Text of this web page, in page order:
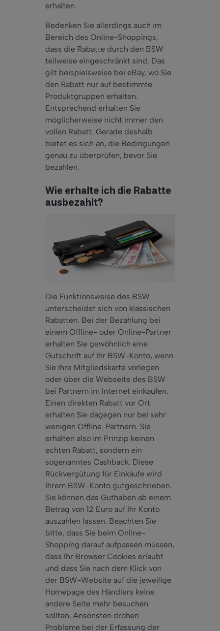
erhalten.
Bedenken Sie allerdings auch im
Bereich des Online-Shoppings,
dass die Rabatte durch den BSW
teilweise eingeschränkt sind. Das
gilt beispielsweise bei eBay, wo Sie
den Rabatt nur auf bestimmte
Produktgruppen erhalten.
Entsprechend erhalten Sie
möglicherweise nicht immer den
vollen Rabatt. Gerade deshalb
bietet es sich an, die Bedingungen
genau zu überprüfen, bevor Sie
bezahlen.
Wie erhalte ich die Rabatte
ausbezahlt?
Die Funktionsweise des BSW
unterscheidet sich von klassischen
Rabatten. Bei der Bezahlung bei
einem Offline- oder Online-Partner
erhalten Sie gewöhnlich eine
Gutschrift auf Ihr BSW-Konto, wenn
Sie Ihre Mitgliedskarte vorlegen
oder über die Webseite des BSW
bei Partnern im Internet einkaufen.
Einen direkten Rabatt vor Ort
erhalten Sie dagegen nur bei sehr
wenigen Offline-Partnern. Sie
erhalten also im Prinzip keinen
echten Rabatt, sondern ein
sogenanntes Cashback. Diese
Rückvergütung für Einkäufe wird
Ihrem BSW-Konto gutgeschrieben.
Sie können das Guthaben ab einem
Betrag von 12 Euro auf Ihr Konto
auszahlen lassen. Beachten Sie
bitte, dass Sie beim Online-
Shopping darauf aufpassen müssen,
dass Ihr Browser Cookies erlaubt
und dass Sie nach dem Klick von
der BSW-Website auf die jeweilige
Homepage des Händlers keine
andere Seite mehr besuchen
sollten. Ansonsten drohen
Probleme bei der Erfassung der